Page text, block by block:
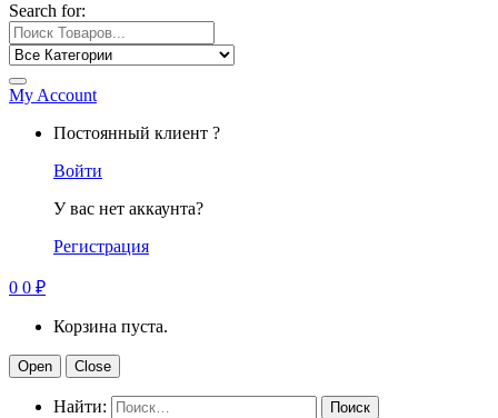
Search for:
My Account
Постоянный клиент ?
Войти
У вас нет аккаунта?
Регистрация
0 0 ₽
Корзина пуста.
Open Close
Найти: